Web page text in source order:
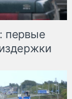
первые